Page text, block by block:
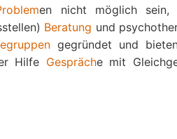
en nicht möglich sein,
Beratung und
gegründet und
Hilfe Gespräche mit